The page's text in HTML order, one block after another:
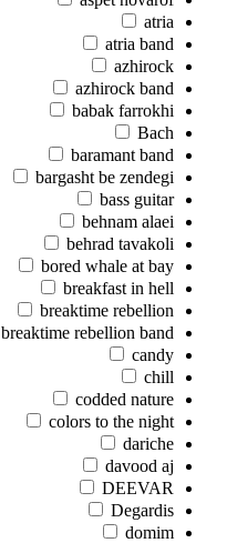
atria
atria band
azhirock
azhirock band
babak farrokhi
Bach
baramant band
bargasht be zendegi
bass guitar
behnam alaei
behrad tavakoli
bored whale at bay
breakfast in hell
breaktime rebellion
breaktime rebellion band
candy
chill
codded nature
colors to the night
dariche
davood aj
DEEVAR
Degardis
domim